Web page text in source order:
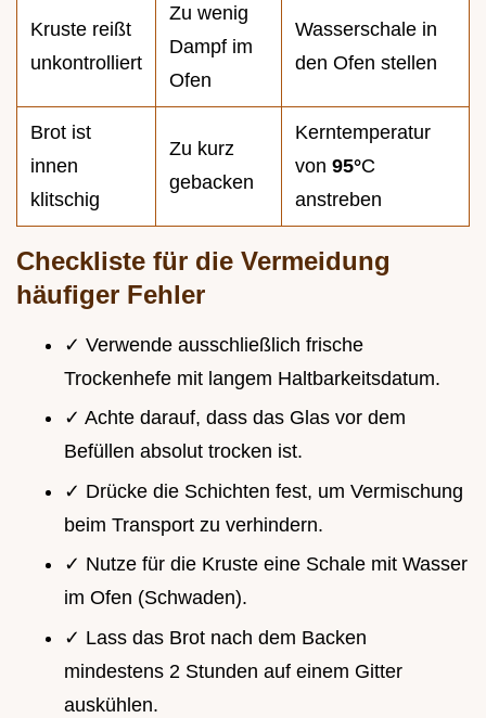
Kruste reißt
unkontrolliert
Zu wenig
Dampf im
Ofen
Wasserschale in
den Ofen stellen
Brot ist
innen
klitschig
Zu kurz
gebacken
Kerntemperatur
von 95°C
anstreben
Checkliste für die Vermeidung
häufiger Fehler
✓ Verwende ausschließlich frische
Trockenhefe mit langem Haltbarkeitsdatum.
✓ Achte darauf, dass das Glas vor dem
Befüllen absolut trocken ist.
✓ Drücke die Schichten fest, um Vermischung
beim Transport zu verhindern.
✓ Nutze für die Kruste eine Schale mit Wasser
im Ofen (Schwaden).
✓ Lass das Brot nach dem Backen
mindestens 2 Stunden auf einem Gitter
auskühlen.